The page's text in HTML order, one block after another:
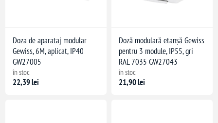
Doza de aparataj modular
Gewiss, 6M, aplicat, IP40
GW27005
în stoc
22,39 lei
Doză modulară etanșă Gewiss
pentru 3 module, IP55, gri
RAL 7035 GW27043
în stoc
21,90 lei